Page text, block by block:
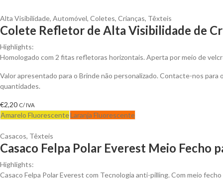
Alta Visibilidade, Automóvel, Coletes, Crianças, Têxteis
Colete Refletor de Alta Visibilidade de
Highlights:
Homologado com 2 fitas refletoras horizontais. Aperta por meio de
Valor apresentado para o Brinde não personalizado. Contacte-nos
quantidades.
€2,20 C/ IVA
Amarelo FluorescenteLaranja Fluorescente
Casacos, Têxteis
Casaco Felpa Polar Everest Meio Fecho
Highlights:
Casaco Felpa Polar Everest com Tecnologia anti-pilling. Com meio